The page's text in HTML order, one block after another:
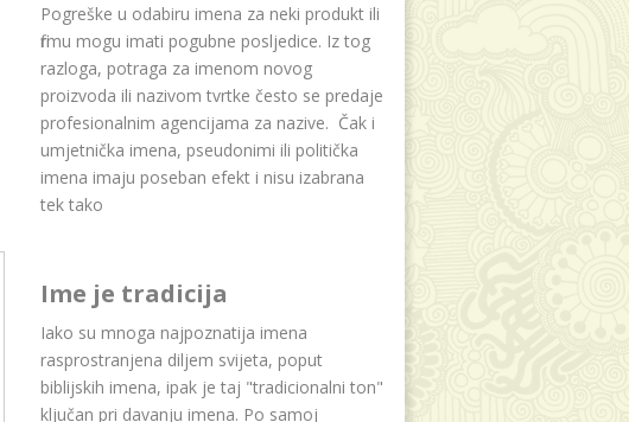
Pogreške u odabiru imena za neki produkt ili
firmu mogu imati pogubne posljedice. Iz tog
razloga, potraga za imenom novog
proizvoda ili nazivom tvrtke često se predaje
profesionalnim agencijama za nazive. Čak i
umjetnička imena, pseudonimi ili politička
imena imaju poseban efekt i nisu izabrana
tek tako
Ime je tradicija
Iako su mnoga najpoznatija imena
rasprostranjena diljem svijeta, poput
biblijskih imena, ipak je taj "tradicionalni ton"
ključan pri davanju imena. Po samoj